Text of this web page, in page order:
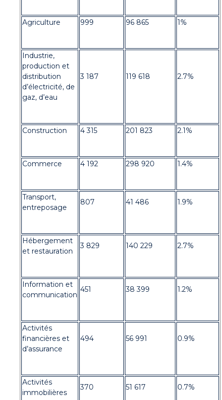
Agriculture 999 96 865 1%
Industrie,
production et
distribution
d’électricité, de
gaz, d’eau
3 187 119 618 2.7%
Construction 4 315 201 823 2.1%
Commerce 4 192 298 920 1.4%
Transport,
entreposage
807 41 486 1.9%
Hébergement
et restauration
3 829 140 229 2.7%
Information et
communication
451 38 399 1.2%
Activités
financières et
d’assurance
494 56 991 0.9%
Activités
immobilières
370 51 617 0.7%